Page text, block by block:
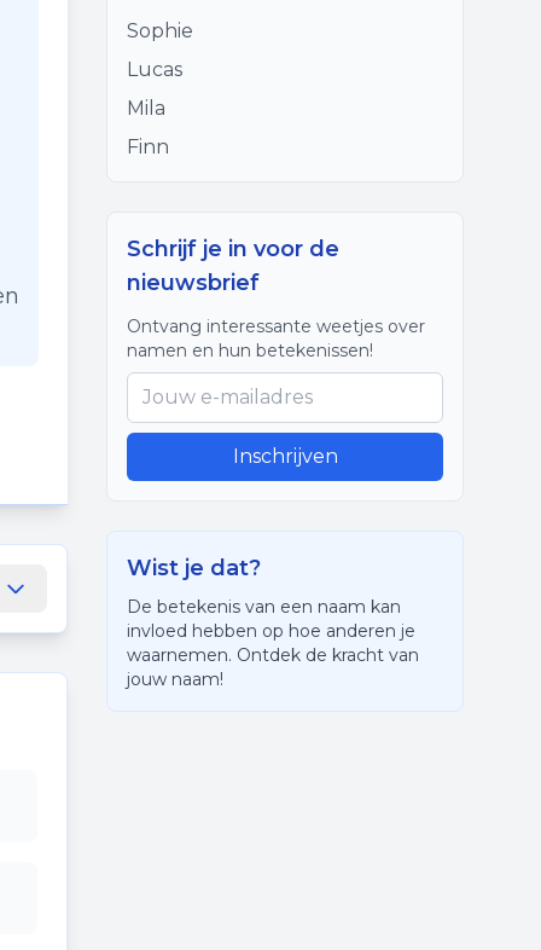
Sophie
Lucas
Mila
Finn
Schrijf je in voor de
nieuwsbrief
Ontvang interessante weetjes over
namen en hun betekenissen!
Inschrijven
Wist je dat?
De betekenis van een naam kan
invloed hebben op hoe anderen je
waarnemen. Ontdek de kracht van
jouw naam!